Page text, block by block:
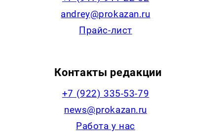
andrey@prokazan.ru
Прайс-лист
Контакты редакции
+7 (922) 335-53-79
news@prokazan.ru
Работа у нас